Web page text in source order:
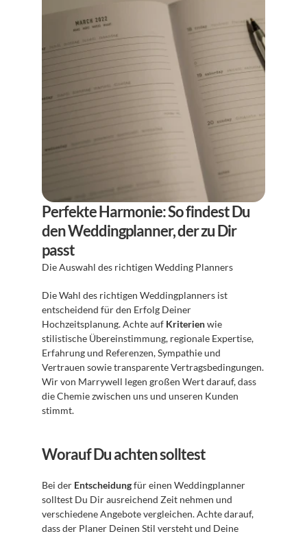
Perfekte Harmonie: So findest Du
den Weddingplanner, der zu Dir
passt
Die Auswahl des richtigen Wedding Planners
Die Wahl des richtigen Weddingplanners ist
entscheidend für den Erfolg Deiner
Hochzeitsplanung. Achte auf Kriterien wie
stilistische Übereinstimmung, regionale Expertise,
Erfahrung und Referenzen, Sympathie und
Vertrauen sowie transparente Vertragsbedingungen.
Wir von Marrywell legen großen Wert darauf, dass
die Chemie zwischen uns und unseren Kunden
stimmt.
Worauf Du achten solltest
Bei der Entscheidung für einen Weddingplanner
solltest Du Dir ausreichend Zeit nehmen und
verschiedene Angebote vergleichen. Achte darauf,
dass der Planer Deinen Stil versteht und Deine